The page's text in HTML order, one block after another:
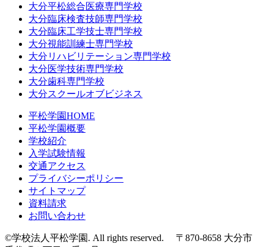
大分平松総合医療専門学校
大分臨床検査技師専門学校
大分臨床工学技士専門学校
大分視能訓練士専門学校
大分リハビリテーション専門学校
大分医学技術専門学校
大分歯科専門学校
大分スクールオブビジネス
平松学園HOME
平松学園概要
学校紹介
入学試験情報
交通アクセス
プライバシーポリシー
サイトマップ
資料請求
お問い合わせ
©学校法人平松学園. All rights reserved. 〒870-8658 大分市